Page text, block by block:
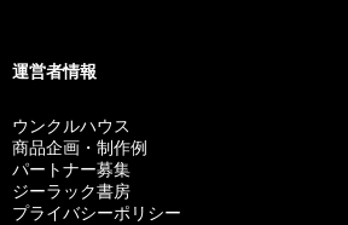
運営者情報
ウンクルハウス
商品企画・制作例
パートナー募集
ジーラック書房
プライバシーポリシー